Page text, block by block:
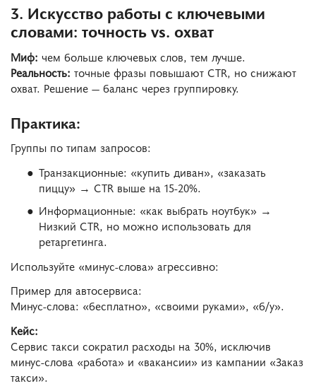
3. Искусство работы с ключевыми
словами: точность vs. охват
Миф: чем больше ключевых слов, тем лучше.
Реальность: точные фразы повышают CTR, но снижают
охват. Решение — баланс через группировку.
Практика:
Группы по типам запросов:
Транзакционные: «купить диван», «заказать
пиццу» → CTR выше на 15-20%.
Информационные: «как выбрать ноутбук» →
Низкий CTR, но можно использовать для
ретаргетинга.
Используйте «минус-слова» агрессивно:
Пример для автосервиса:
Минус-слова: «бесплатно», «своими руками», «б/у».
Кейс:
Сервис такси сократил расходы на 30%, исключив
минус-слова «работа» и «вакансии» из кампании «Заказ
такси».